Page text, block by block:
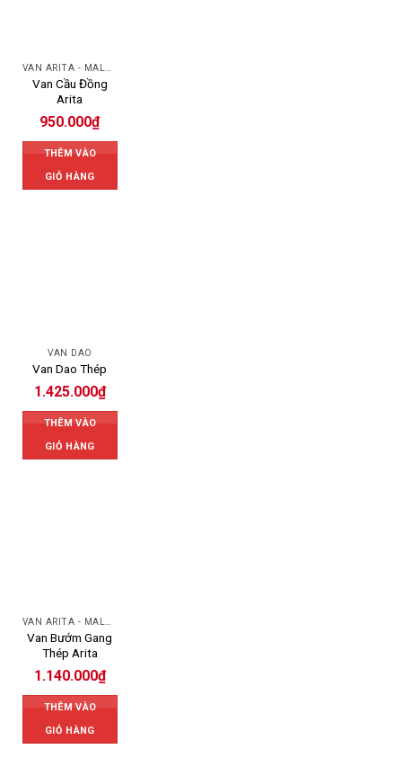
VAN ARITA - MALAYSIA
Van Cầu Đồng
Arita
950.000₫
THÊM VÀO
GIỎ HÀNG
VAN DAO
Van Dao Thép
1.425.000₫
THÊM VÀO
GIỎ HÀNG
VAN ARITA - MALAYSIA
Van Bướm Gang
Thép Arita
1.140.000₫
THÊM VÀO
GIỎ HÀNG